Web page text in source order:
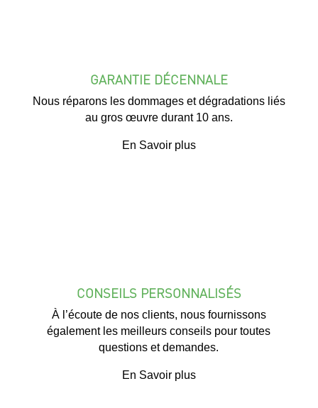
GARANTIE DÉCENNALE
Nous réparons les dommages et dégradations liés
au gros œuvre durant 10 ans.
En Savoir plus
CONSEILS PERSONNALISÉS
À l’écoute de nos clients, nous fournissons
également les meilleurs conseils pour toutes
questions et demandes.
En Savoir plus